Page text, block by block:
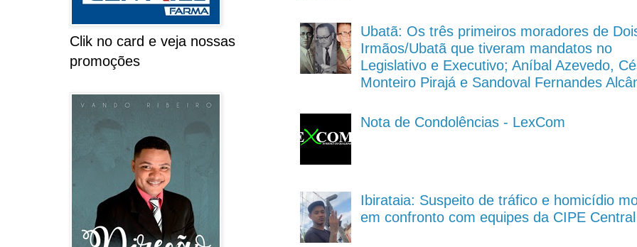
Ubatã: Os três primeiros moradores de
Irmãos/Ubatã que tiveram mandatos no
Legislativo e Executivo; Aníbal Azevedo,
Monteiro Pirajá e Sandoval Fernandes
Nota de Condolências - LexCom
Ibirataia: Suspeito de tráfico e homicídio
em confronto com equipes da CIPE Central
Clik no card e veja nossas
promoções